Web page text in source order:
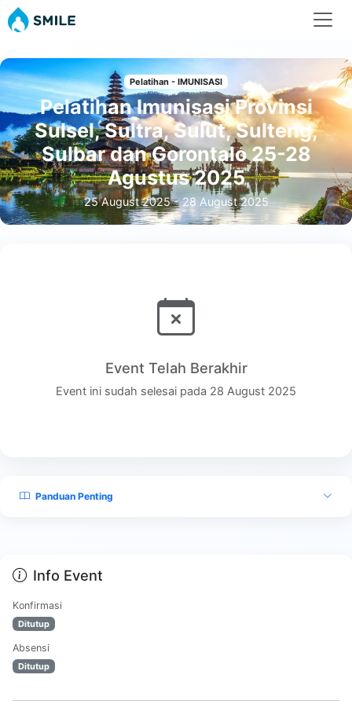
Pelatihan - IMUNISASI
Pelatihan Imunisasi Provinsi
Sulsel, Sultra, Sulut, Sulteng,
Sulbar dan Gorontalo 25-28
Agustus 2025
25 August 2025 - 28 August 2025
Event Telah Berakhir
Event ini sudah selesai pada 28 August 2025
Panduan Penting
Info Event
Konfirmasi
Ditutup
Absensi
Ditutup